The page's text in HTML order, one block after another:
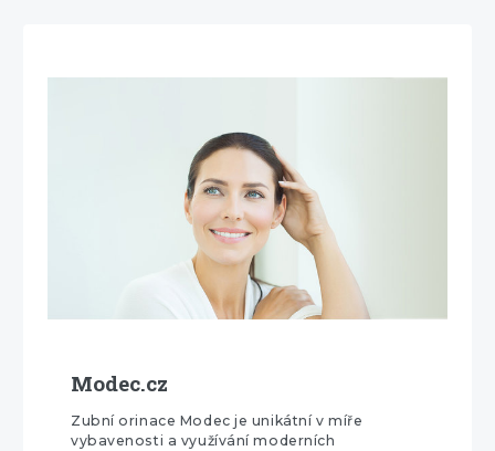
Modec.cz
Zubní orinace Modec je unikátní v míře
vybavenosti a využívání moderních